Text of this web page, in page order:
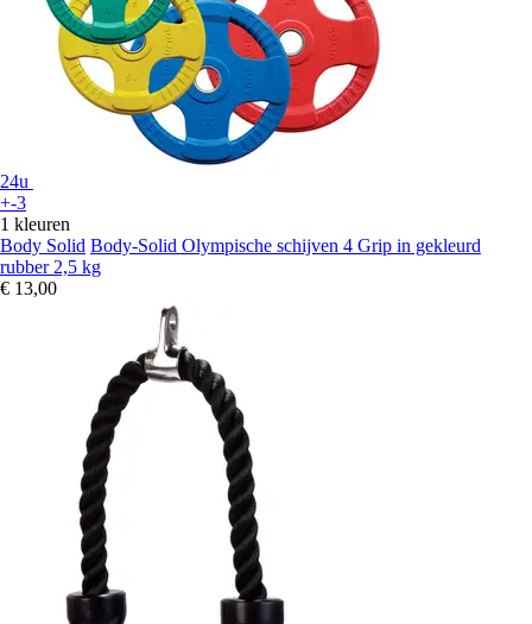
24u
+-3
1 kleuren
Body Solid Body-Solid Olympische schijven 4 Grip in gekleurd
rubber 2,5 kg
€ 13,00